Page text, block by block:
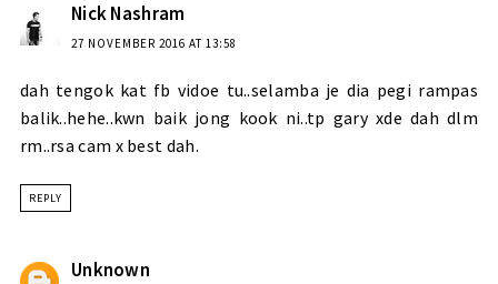
Nick Nashram
27 NOVEMBER 2016 AT 13:58
dah tengok kat fb vidoe tu..selamba je dia pegi rampas
balik..hehe..kwn baik jong kook ni..tp gary xde dah dlm
rm..rsa cam x best dah.
REPLY
Unknown